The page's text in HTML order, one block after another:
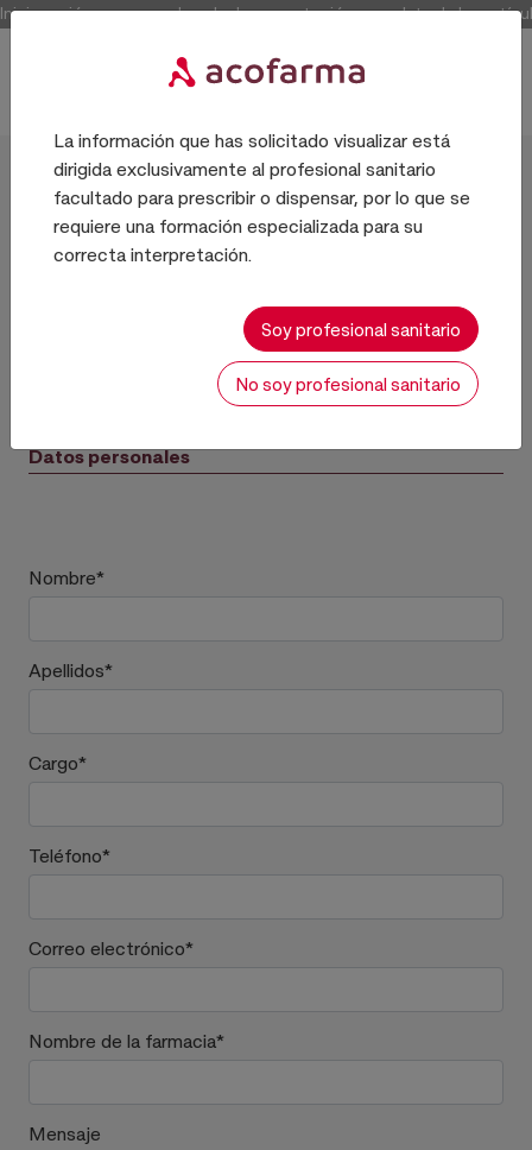
Inicia sesión para acceder a la documentación completa de los
Inicio
Contacto
Datos personales
Nombre*
Apellidos*
Cargo*
Teléfono*
Correo electrónico*
Nombre de la farmacia*
Mensaje
La información que has solicitado visualizar está
dirigida exclusivamente al profesional sanitario
facultado para prescribir o dispensar, por lo que se
requiere una formación especializada para su
correcta interpretación.
Soy profesional sanitario
No soy profesional sanitario